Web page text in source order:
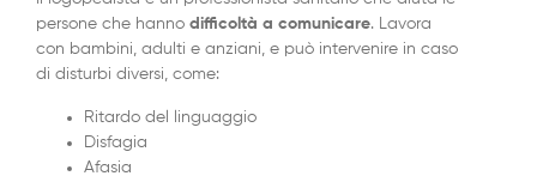
persone che hanno difficoltà a comunicare. Lavora
con bambini, adulti e anziani, e può intervenire in caso
di disturbi diversi, come:
Ritardo del linguaggio
Disfagia
Afasia